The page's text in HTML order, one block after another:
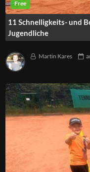
11 Schnelligkeits- und
Jugendliche
Martin Kares